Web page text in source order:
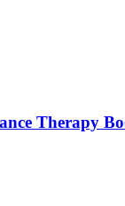
Therapy